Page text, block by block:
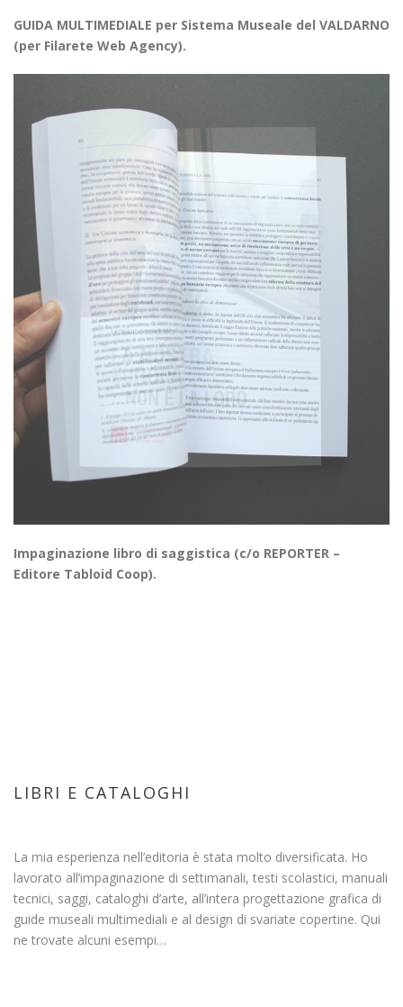
GUIDA MULTIMEDIALE per Sistema Museale del VALDARNO
(per Filarete Web Agency).
Impaginazione libro di saggistica (c/o REPORTER –
Editore Tabloid Coop).
LIBRI E CATALOGHI
La mia esperienza nell’editoria è stata molto diversificata. Ho
lavorato all’impaginazione di settimanali, testi scolastici, manuali
tecnici, saggi, cataloghi d’arte, all’intera progettazione grafica di
guide museali multimediali e al design di svariate copertine. Qui
ne trovate alcuni esempi…